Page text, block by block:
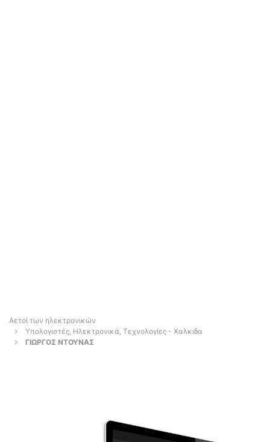
Αετοί των ηλεκτρονικών
Υπολογιστές, Ηλεκτρονικά, Τεχνολογίες - Χαλκιδα
ΓΙΩΡΓΟΣ ΝΤΟΥΝΑΣ